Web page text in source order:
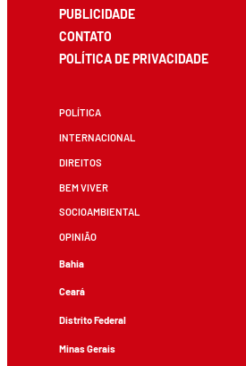
PUBLICIDADE
CONTATO
POLÍTICA DE PRIVACIDADE
POLÍTICA
INTERNACIONAL
DIREITOS
BEM VIVER
SOCIOAMBIENTAL
OPINIÃO
Bahia
Ceará
Distrito Federal
Minas Gerais